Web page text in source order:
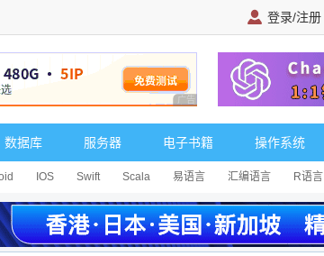
登录/注册
广告 商业广告，理性选择
数据库 服务器 电子书籍 操作系统
IOS Swift Scala 易语言 汇编语言 R语言